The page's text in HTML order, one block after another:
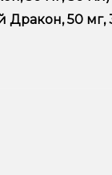
мл) в корзину.
материал и
Дракон, 50 мг,